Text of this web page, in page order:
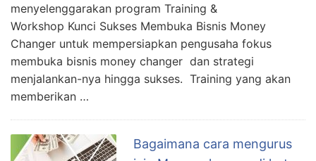
menyelenggarakan program Training &
Workshop Kunci Sukses Membuka Bisnis Money
Changer untuk mempersiapkan pengusaha fokus
membuka bisnis money changer dan strategi
menjalankan-nya hingga sukses. Training yang akan
memberikan …
Bagaimana cara mengurus